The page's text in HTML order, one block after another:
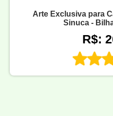
Arte Exclusiva para
Sinuca -
R$: